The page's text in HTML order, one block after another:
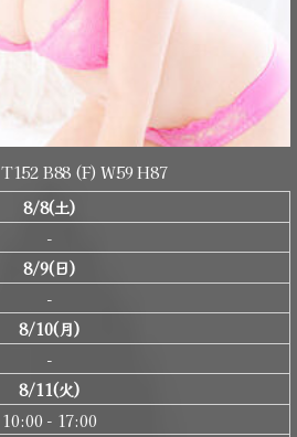
T152 B88 (F) W59 H87
8/8(土)
-
8/9(日)
-
8/10(月)
-
8/11(火)
10:00 - 17:00